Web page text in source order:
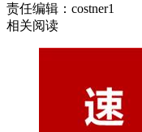
责任编辑：costner1
相关阅读